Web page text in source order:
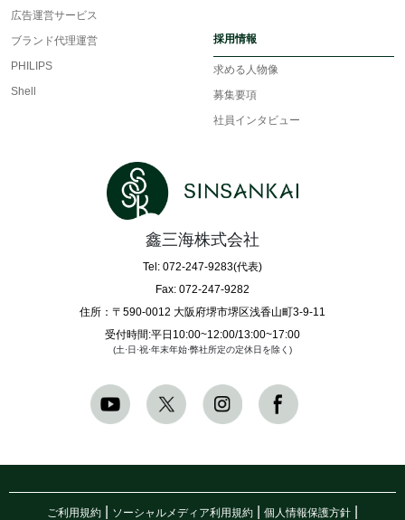
鑫三海株式会社
Tel: 072-247-9283(代表)
Fax: 072-247-9282
住所：〒590-0012 大阪府堺市堺区浅香山町3-9-11
受付時間:平日10:00~12:00/13:00~17:00
(土·日·祝·年末年始·弊社所定の定休日を除く)
広告運営サービス
ブランド代理運営
PHILIPS
Shell
採用情報
求める人物像
募集要項
社員インタビュー
ご利用規約 ソーシャルメディア利用規約 個人情報保護方針